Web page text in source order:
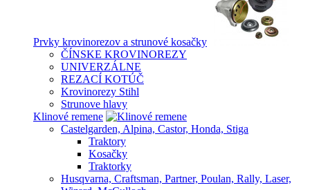
Prvky krovinorezov a strunové kosačky
ČÍNSKE KROVINOREZY
UNIVERZÁLNE
REZACÍ KOTÚČ
Krovinorezy Stihl
Strunove hlavy
Klinové remene
Castelgarden, Alpina, Castor, Honda, Stiga
Traktory
Kosačky
Traktorky
Husqvarna, Craftsman, Partner, Poulan, Rally, Laser,